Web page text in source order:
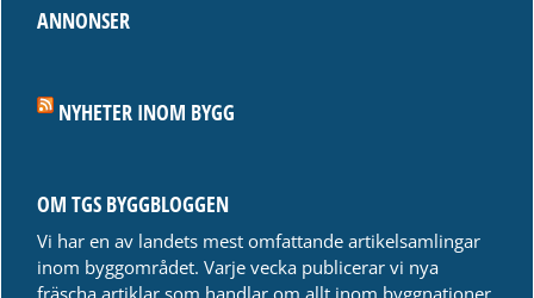
ANNONSER
NYHETER INOM BYGG
OM TGS BYGGBLOGGEN
Vi har en av landets mest omfattande artikelsamlingar
inom byggområdet. Varje vecka publicerar vi nya
fräscha artiklar som handlar om allt inom byggnationer,